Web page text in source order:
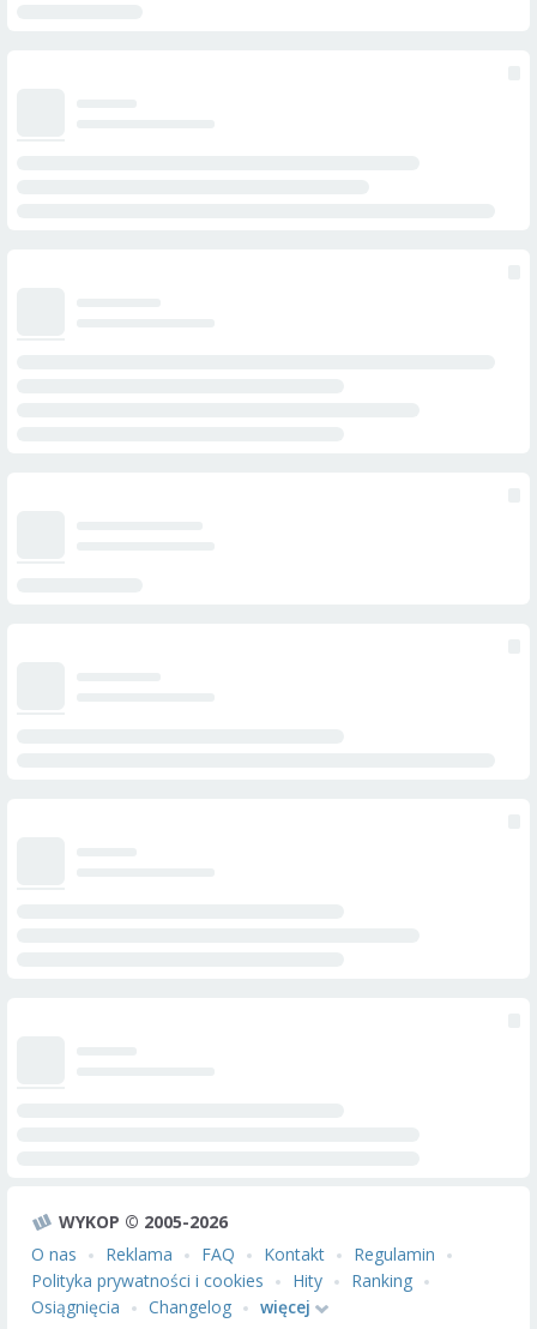
WYKOP © 2005-2026
O nas
Reklama FAQ Kontakt
Regulamin
Polityka prywatności i cookies
Hity
Ranking
Osiągnięcia
Changelog więcej